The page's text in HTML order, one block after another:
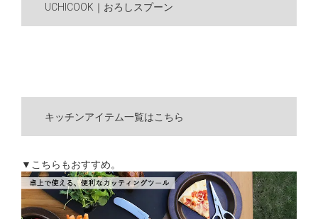
UCHICOOK｜おろしスプーン
キッチンアイテム一覧はこちら
▼こちらもおすすめ。